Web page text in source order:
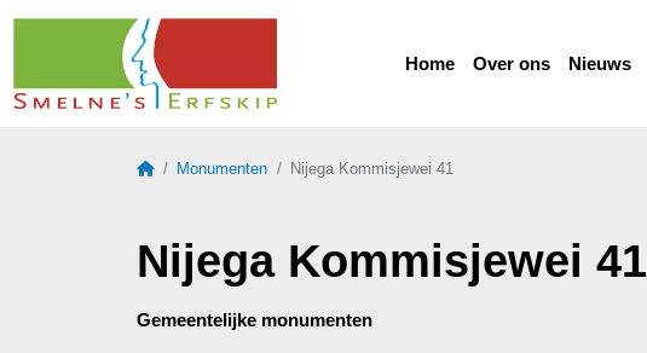
Home Over ons Nieuws
HomeMonumenten Nijega Kommisjewei 41
Nijega Kommisjewei 41
Gemeentelijke monumenten